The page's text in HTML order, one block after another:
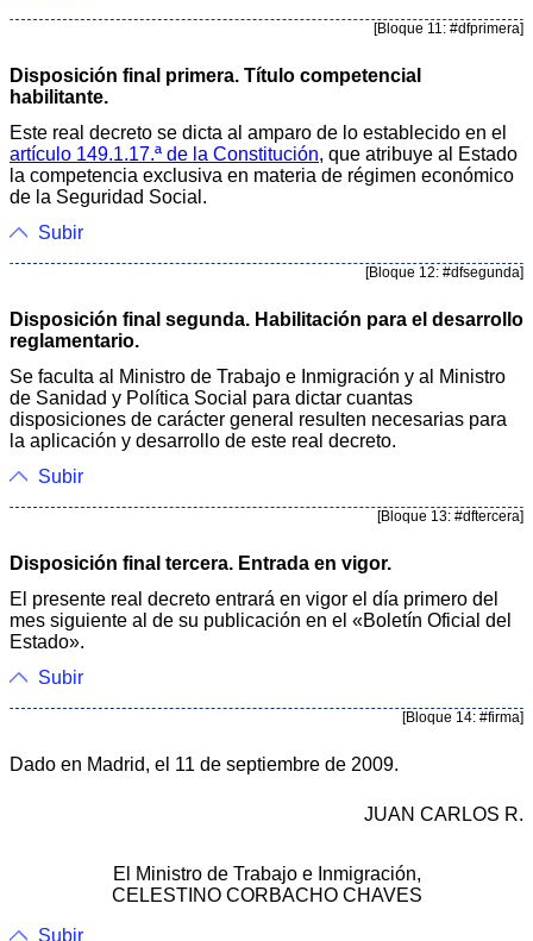
[Bloque 11: #dfprimera]
Disposición final primera. Título competencial
habilitante.
Este real decreto se dicta al amparo de lo establecido en el
artículo 149.1.17.ª de la Constitución, que atribuye al Estado
la competencia exclusiva en materia de régimen económico
de la Seguridad Social.
Subir
[Bloque 12: #dfsegunda]
Disposición final segunda. Habilitación para el desarrollo
reglamentario.
Se faculta al Ministro de Trabajo e Inmigración y al Ministro
de Sanidad y Política Social para dictar cuantas
disposiciones de carácter general resulten necesarias para
la aplicación y desarrollo de este real decreto.
Subir
[Bloque 13: #dftercera]
Disposición final tercera. Entrada en vigor.
El presente real decreto entrará en vigor el día primero del
mes siguiente al de su publicación en el «Boletín Oficial del
Estado».
Subir
[Bloque 14: #firma]
Dado en Madrid, el 11 de septiembre de 2009.
JUAN CARLOS R.
El Ministro de Trabajo e Inmigración,
CELESTINO CORBACHO CHAVES
Subir